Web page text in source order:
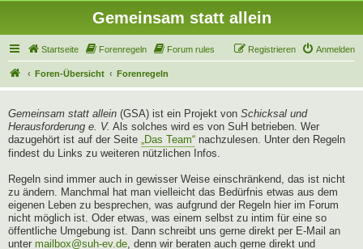
Gemeinsam statt allein
Startseite Forenregeln Forum rules Anmelden
Registrieren
Foren-Übersicht Forenregeln
Gemeinsam statt allein (GSA) ist ein Projekt von Schicksal und
Herausforderung e. V. Als solches wird es von SuH betrieben. Wer
dazugehört ist auf der Seite „Das Team“ nachzulesen. Unter den Regeln
findest du Links zu weiteren nützlichen Infos.
Regeln sind immer auch in gewisser Weise einschränkend, das ist nicht
zu ändern. Manchmal hat man vielleicht das Bedürfnis etwas aus dem
eigenen Leben zu besprechen, was aufgrund der Regeln hier im Forum
nicht möglich ist. Oder etwas, was einem selbst zu intim für eine so
öffentliche Umgebung ist. Dann schreibt uns gerne direkt per E-Mail an
unter mailbox@suh-ev.de, denn wir beraten auch gerne direkt und